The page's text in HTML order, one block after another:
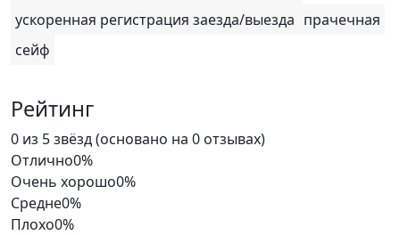
ускоренная регистрация заезда/выезда прачечная
сейф
Рейтинг
Rated
0
out
of
5
0 из 5 звёзд (основано на 0 отзывах)
Отлично0%
Очень хорошо0%
Средне0%
Плохо0%